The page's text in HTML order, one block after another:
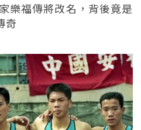
樂福傳將改名，背後竟是
奇